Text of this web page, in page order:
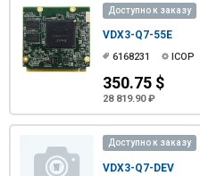
Доступно к заказу
VDX3-Q7-55E
6168231 ICOP
350.75 $
28 819.90 ₽
Доступно к заказу
VDX3-Q7-DEV